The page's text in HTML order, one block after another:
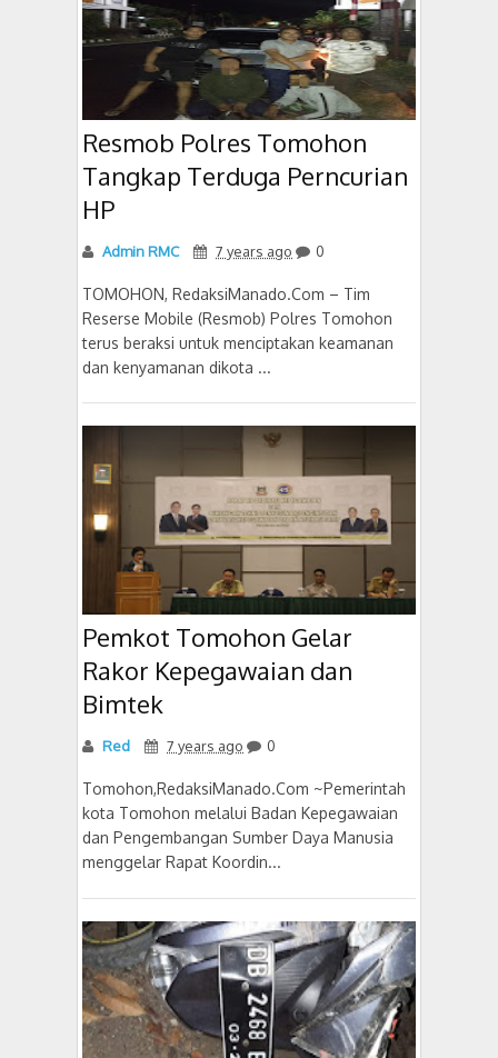
Resmob Polres Tomohon
Tangkap Terduga Perncurian
HP
Admin RMC 7 years ago 0
TOMOHON, RedaksiManado.Com – Tim
Reserse Mobile (Resmob) Polres Tomohon
terus beraksi untuk menciptakan keamanan
dan kenyamanan dikota ...
Pemkot Tomohon Gelar
Rakor Kepegawaian dan
Bimtek
Red 7 years ago 0
Tomohon,RedaksiManado.Com ~Pemerintah
kota Tomohon melalui Badan Kepegawaian
dan Pengembangan Sumber Daya Manusia
menggelar Rapat Koordin...